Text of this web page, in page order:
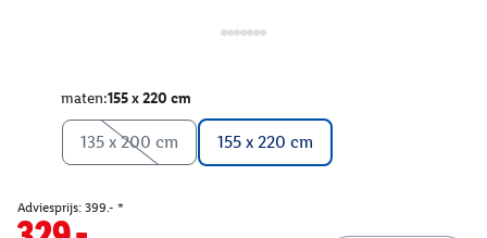
maten:155 x 220 cm
135 x 200 cm 155 x 220 cm
Adviesprijs: 399.- *